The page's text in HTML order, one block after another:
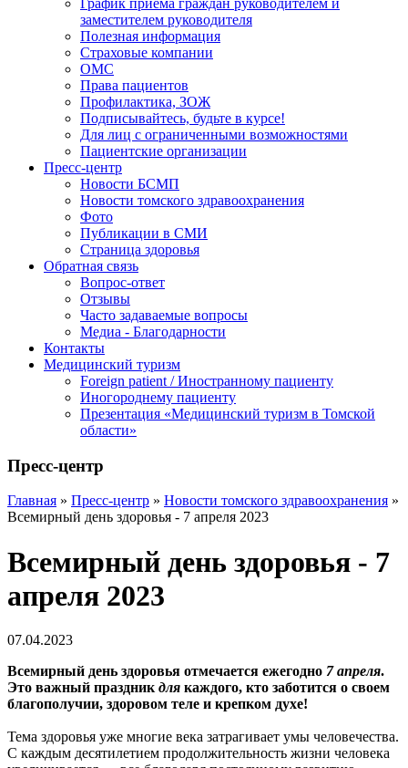
График приема граждан руководителем и
заместителем руководителя
Полезная информация
Страховые компании
ОМС
Права пациентов
Профилактика, ЗОЖ
Подписывайтесь, будьте в курсе!
Для лиц с ограниченными возможностями
Пациентские организации
Пресс-центр
Новости БСМП
Новости томского здравоохранения
Фото
Публикации в СМИ
Страница здоровья
Обратная связь
Вопрос-ответ
Отзывы
Часто задаваемые вопросы
Медиа - Благодарности
Контакты
Медицинский туризм
Foreign patient / Иностранному пациенту
Иногороднему пациенту
Презентация «Медицинский туризм в Томской
области»
Пресс-центр
Главная » Пресс-центр » Новости томского здравоохранения »
Всемирный день здоровья - 7 апреля 2023
Всемирный день здоровья - 7
апреля 2023
07.04.2023
Всемирный день здоровья отмечается ежегодно 7 апреля.
Это важный праздник для каждого, кто заботится о своем
благополучии, здоровом теле и крепком духе!
Тема здоровья уже многие века затрагивает умы человечества.
С каждым десятилетием продолжительность жизни человека